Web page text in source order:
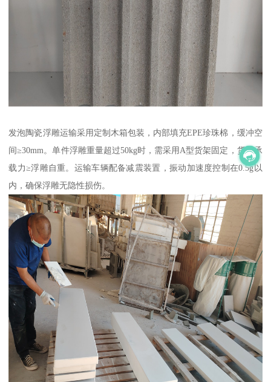
发泡陶瓷浮雕运输采用定制木箱包装，内部填充EPE珍珠棉，缓冲空
间≥30mm。单件浮雕重量超过50kg时，需采用A型货架固定，货架承
载力≥浮雕自重。运输车辆配备减震装置，振动加速度控制在0.5g以
内，确保浮雕无隐性损伤。